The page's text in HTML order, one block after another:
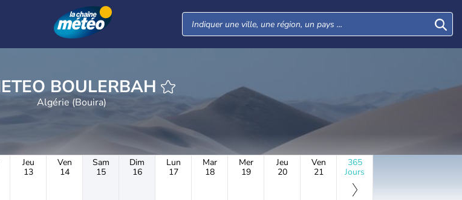
METEO BOULERBAH
Algérie (Bouira)
Jeu
13
Ven
14
Sam
15
Dim
16
Lun
17
Mar
18
Mer
19
Jeu
20
Ven
21
365
Jours